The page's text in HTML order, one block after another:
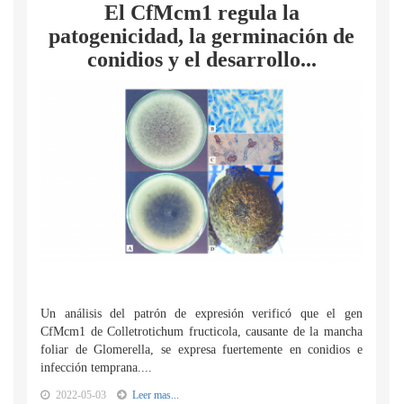
El CfMcm1 regula la
patogenicidad, la germinación de
conidios y el desarrollo...
Un análisis del patrón de expresión verificó que el gen
CfMcm1 de Colletrotichum fructicola, causante de la mancha
foliar de Glomerella, se expresa fuertemente en conidios e
infección temprana....
2022-05-03 Leer mas...